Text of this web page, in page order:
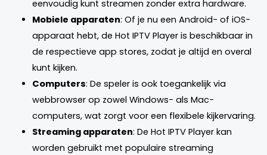
eenvoudig kunt streamen zonder extra hardware.
Mobiele apparaten: Of je nu een Android- of iOS-
apparaat hebt, de Hot IPTV Player is beschikbaar in
de respectieve app stores, zodat je altijd en overal
kunt kijken.
Computers: De speler is ook toegankelijk via
webbrowser op zowel Windows- als Mac-
computers, wat zorgt voor een flexibele kijkervaring.
Streaming apparaten: De Hot IPTV Player kan
worden gebruikt met populaire streaming